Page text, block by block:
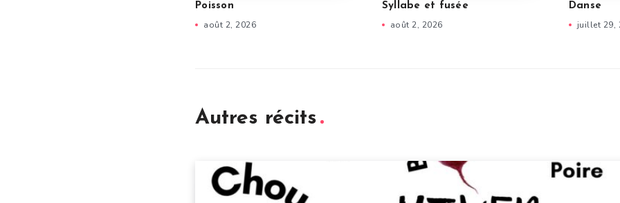
Poisson
août 2, 2026
Syllabe et fusée
août 2, 2026
Danse
juillet 29,
Autres récits